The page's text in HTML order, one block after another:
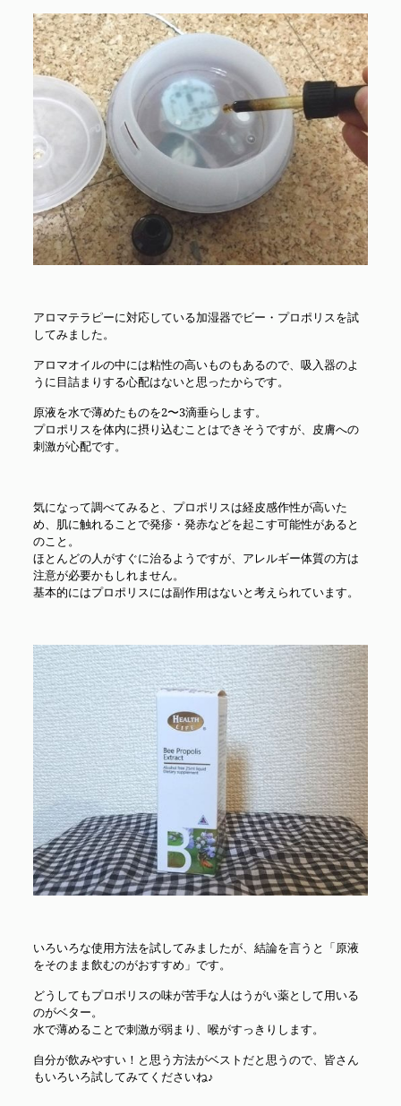
アロマテラピーに対応している加湿器でビー・プロポリスを試
してみました。
アロマオイルの中には粘性の高いものもあるので、吸入器のよ
うに目詰まりする心配はないと思ったからです。
原液を水で薄めたものを2〜3滴垂らします。
プロポリスを体内に摂り込むことはできそうですが、皮膚への
刺激が心配です。
気になって調べてみると、プロポリスは経皮感作性が高いた
め、肌に触れることで発疹・発赤などを起こす可能性があると
のこと。
ほとんどの人がすぐに治るようですが、アレルギー体質の方は
注意が必要かもしれません。
基本的にはプロポリスには副作用はないと考えられています。
いろいろな使用方法を試してみましたが、結論を言うと「原液
をそのまま飲むのがおすすめ」です。
どうしてもプロポリスの味が苦手な人はうがい薬として用いる
のがベター。
水で薄めることで刺激が弱まり、喉がすっきりします。
自分が飲みやすい！と思う方法がベストだと思うので、皆さん
もいろいろ試してみてくださいね♪